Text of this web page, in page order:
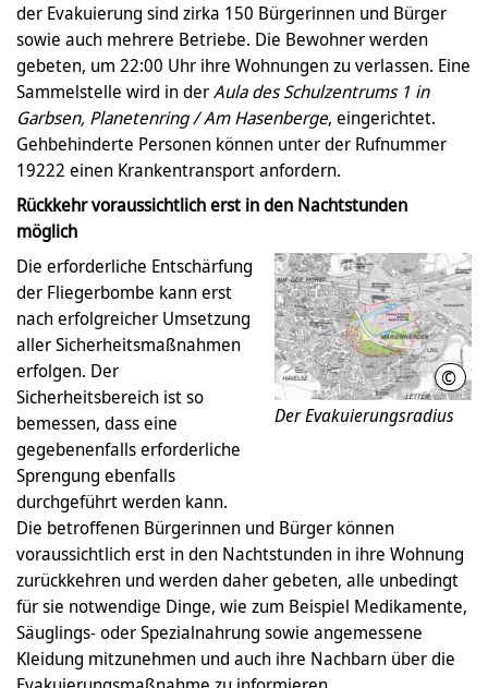
der Evakuierung sind zirka 150 Bürgerinnen und Bürger
sowie auch mehrere Betriebe. Die Bewohner werden
gebeten, um 22:00 Uhr ihre Wohnungen zu verlassen. Eine
Sammelstelle wird in derAula des Schulzentrums 1 in
Garbsen, Planetenring / Am Hasenberge, eingerichtet.
Gehbehinderte Personen können unter der Rufnummer
19222 einen Krankentransport anfordern.
Rückkehr voraussichtlich erst in den Nachtstunden
möglich
© LHH
Der Evakuierungsradius
Die erforderliche Entschärfung
der Fliegerbombe kann erst
nach erfolgreicher Umsetzung
aller Sicherheitsmaßnahmen
erfolgen. Der
Sicherheitsbereich ist so
bemessen, dass eine
gegebenenfalls erforderliche
Sprengung ebenfalls
durchgeführt werden kann.
Die betroffenen Bürgerinnen und Bürger können
voraussichtlich erst in den Nachtstunden in ihre Wohnung
zurückkehren und werden daher gebeten, alle unbedingt
für sie notwendige Dinge, wie zum Beispiel Medikamente,
Säuglings- oder Spezialnahrung sowie angemessene
Kleidung mitzunehmen und auch ihre Nachbarn über die